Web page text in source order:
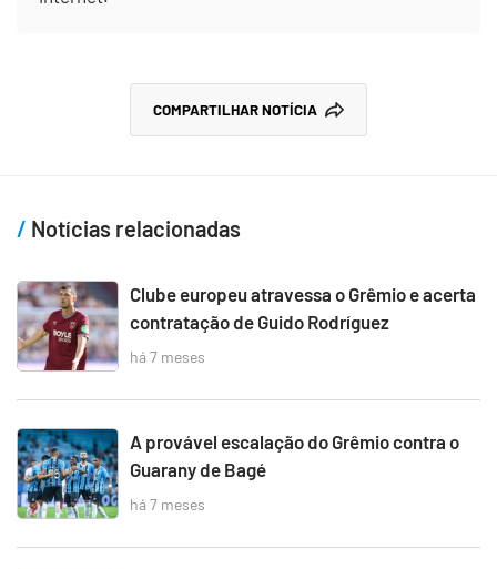
COMPARTILHAR NOTÍCIA
Notícias relacionadas
Clube europeu atravessa o Grêmio e acerta
contratação de Guido Rodríguez
há 7 meses
A provável escalação do Grêmio contra o
Guarany de Bagé
há 7 meses